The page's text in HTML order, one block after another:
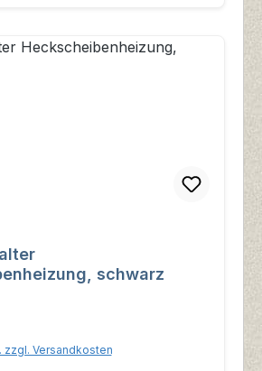
schwarz
zzgl. Versandkosten